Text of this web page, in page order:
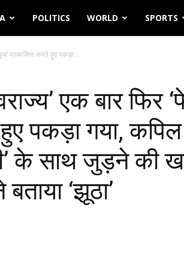
POLITICS WORLD SPORTS
प्रकाशित करते हुए पकड़ा...
एक बार फिर
पकड़ा गया, कपिल
के साथ जुड़ने की
‘झूठा’